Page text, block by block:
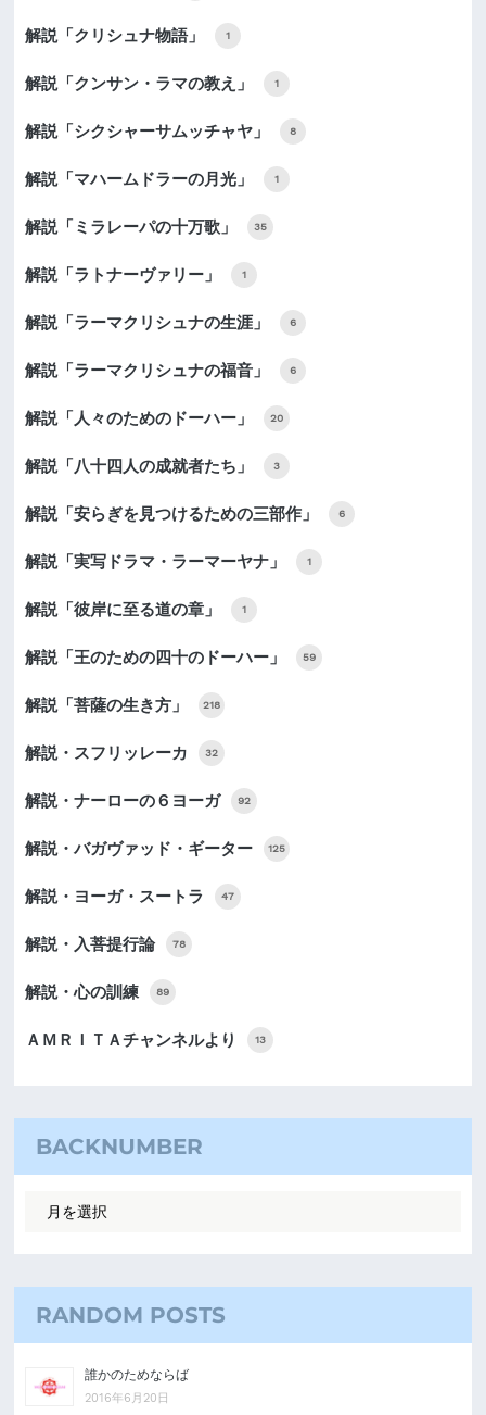
解説「クリシュナ物語」 1
解説「クンサン・ラマの教え」 1
解説「シクシャーサムッチャヤ」 8
解説「マハームドラーの月光」 1
解説「ミラレーパの十万歌」 35
解説「ラトナーヴァリー」 1
解説「ラーマクリシュナの生涯」 6
解説「ラーマクリシュナの福音」 6
解説「人々のためのドーハー」 20
解説「八十四人の成就者たち」 3
解説「安らぎを見つけるための三部作」 6
解説「実写ドラマ・ラーマーヤナ」 1
解説「彼岸に至る道の章」 1
解説「王のための四十のドーハー」 59
解説「菩薩の生き方」 218
解説・スフリッレーカ 32
解説・ナーローの６ヨーガ 92
解説・バガヴァッド・ギーター 125
解説・ヨーガ・スートラ 47
解説・入菩提行論 78
解説・心の訓練 89
ＡＭＲＩＴＡチャンネルより 13
BACKNUMBER
RANDOM POSTS
誰かのためならば
2016年6月20日